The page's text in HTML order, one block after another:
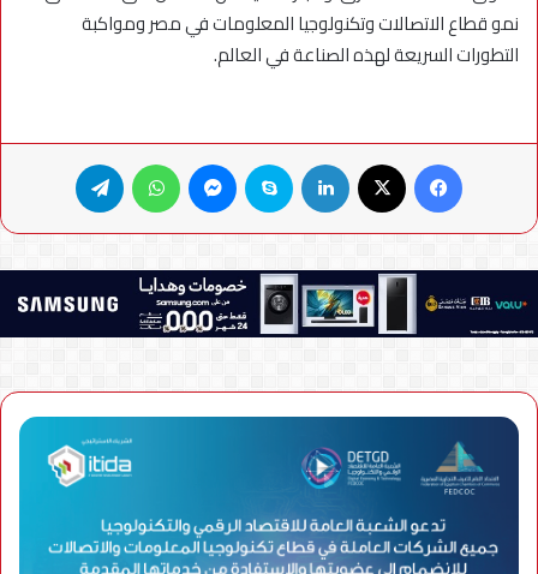
نمو قطاع الاتصالات وتكنولوجيا المعلومات في مصر ومواكبة
التطورات السريعة لهذه الصناعة في العالم.
فيسبوك لينكدإن سكايب ماسنجر واتساب